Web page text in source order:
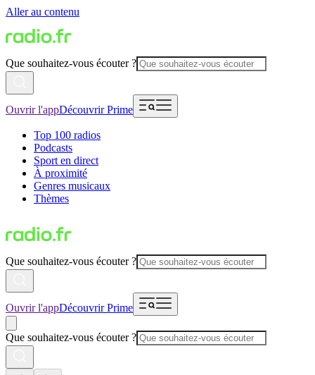
Aller au contenu
Que souhaitez-vous écouter ?
Ouvrir l'appDécouvrir Prime
Top 100 radios
Podcasts
Sport en direct
À proximité
Genres musicaux
Thèmes
Que souhaitez-vous écouter ?
Ouvrir l'appDécouvrir Prime
Que souhaitez-vous écouter ?